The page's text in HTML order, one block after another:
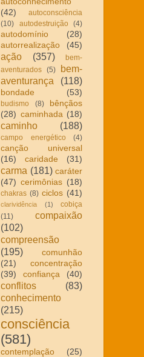
(42)
autoconsciência
(10)
autodestruição (4)
autodomínio
(28)
autorrealização
(45)
ação (357)
bem-
aventurados (5)
bem-
aventurança
(118)
bondade (53)
budismo (8)
bênçãos
(28) caminhada (18)
caminho (188)
campo energético (4)
canção universal
(16)
caridade (31)
carma (181) caráter
(47) cerimônias (18)
chakras (8) ciclos (41)
clarividência (1)
cobiça
(11)
compaixão
(102)
compreensão
(195)
comunhão
(21)
concentração
(39)
confiança (40)
conflitos
(83)
conhecimento
(215)
consciência
(581)
contemplação
(25)